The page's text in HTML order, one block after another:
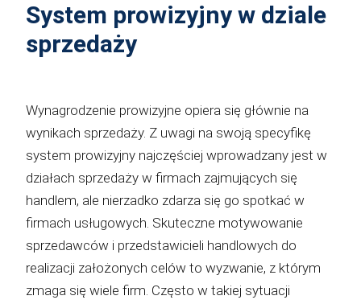
System prowizyjny w dziale
sprzedaży
Wynagrodzenie prowizyjne opiera się głównie na
wynikach sprzedaży. Z uwagi na swoją specyfikę
system prowizyjny najczęściej wprowadzany jest w
działach sprzedaży w firmach zajmujących się
handlem, ale nierzadko zdarza się go spotkać w
firmach usługowych. Skuteczne motywowanie
sprzedawców i przedstawicieli handlowych do
realizacji założonych celów to wyzwanie, z którym
zmaga się wiele firm. Często w takiej sytuacji